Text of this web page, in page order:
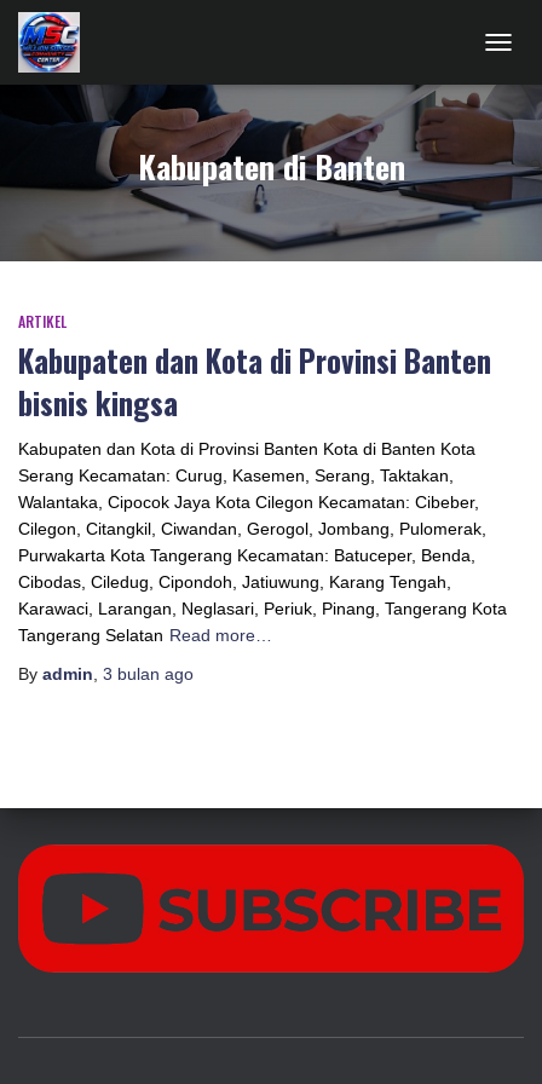
Kabupaten di Banten
ARTIKEL
Kabupaten dan Kota di Provinsi Banten
bisnis kingsa
Kabupaten dan Kota di Provinsi Banten Kota di Banten Kota
Serang Kecamatan: Curug, Kasemen, Serang, Taktakan,
Walantaka, Cipocok Jaya Kota Cilegon Kecamatan: Cibeber,
Cilegon, Citangkil, Ciwandan, Gerogol, Jombang, Pulomerak,
Purwakarta Kota Tangerang Kecamatan: Batuceper, Benda,
Cibodas, Ciledug, Cipondoh, Jatiuwung, Karang Tengah,
Karawaci, Larangan, Neglasari, Periuk, Pinang, Tangerang Kota
Tangerang Selatan Read more…
By admin 3 bulan ago